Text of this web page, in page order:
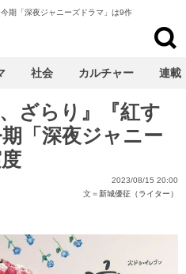
今期「深夜ジャニーズドラマ」は9作
ざらり』『紅す
「深夜ジャニー
2023/08/15 20:00
文＝新城優征（ライター）
社会 カルチャー 連載